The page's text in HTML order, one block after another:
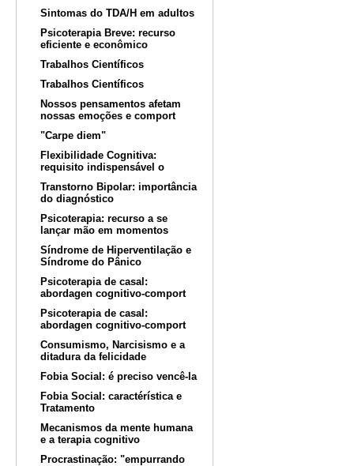
Sintomas do TDA/H em adultos
Psicoterapia Breve: recurso
eficiente e econômico
Trabalhos Científicos
Trabalhos Científicos
Nossos pensamentos afetam
nossas emoções e comport
"Carpe diem"
Flexibilidade Cognitiva:
requisito indispensável o
Transtorno Bipolar: importância
do diagnóstico
Psicoterapia: recurso a se
lançar mão em momentos
Síndrome de Hiperventilação e
Síndrome do Pânico
Psicoterapia de casal:
abordagen cognitivo-comport
Psicoterapia de casal:
abordagen cognitivo-comport
Consumismo, Narcisismo e a
ditadura da felicidade
Fobia Social: é preciso vencê-la
Fobia Social: caractérística e
Tratamento
Mecanismos da mente humana
e a terapia cognitivo
Procrastinação: "empurrando